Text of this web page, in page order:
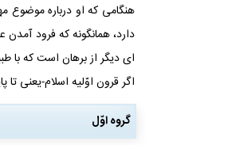
هنگامی که او درباره
دارد، همان‏گونه که فرود
‏ای دیگر از برهان است که با
اگر قرون اوّلیه اسلام-یعنی
گروه اوّل